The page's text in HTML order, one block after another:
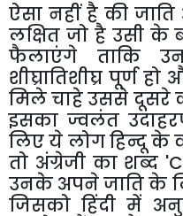
ऐसा नहीं है की जाति
लक्षित जो है उसी के
फैलाएंगे
ताकि
शीघ्रातिशीघ्र पूर्ण हो
मिलेचाहेउससे दूसरे
इसका ज्वलंत
लिएये लोगहिन्दूके
तो अंग्रेजी का शब्द
उनके अपनेजातिके
जिसको हिंदी में